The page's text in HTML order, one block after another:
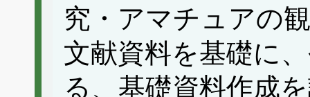
究・アマチュアの
文献資料を基礎に
る、基礎資料作成